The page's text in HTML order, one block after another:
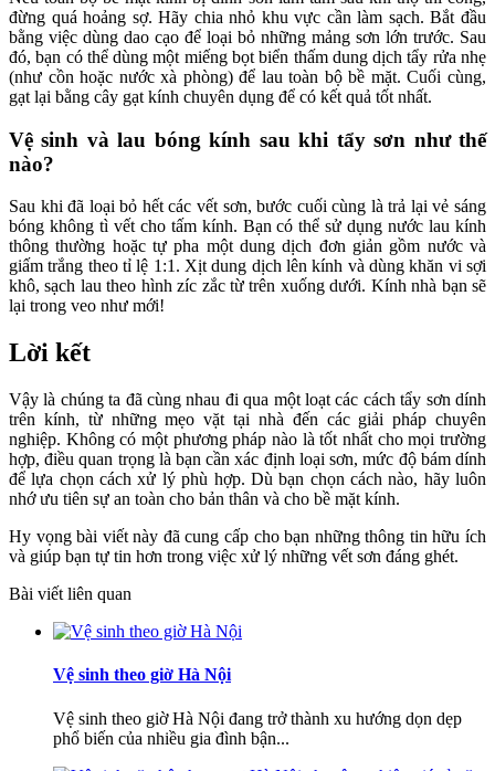
đừng quá hoảng sợ. Hãy chia nhỏ khu vực cần làm sạch. Bắt đầu
bằng việc dùng dao cạo để loại bỏ những mảng sơn lớn trước. Sau
đó, bạn có thể dùng một miếng bọt biển thấm dung dịch tẩy rửa nhẹ
(như cồn hoặc nước xà phòng) để lau toàn bộ bề mặt. Cuối cùng,
gạt lại bằng cây gạt kính chuyên dụng để có kết quả tốt nhất.
Vệ sinh và lau bóng kính sau khi tẩy sơn như thế
nào?
Sau khi đã loại bỏ hết các vết sơn, bước cuối cùng là trả lại vẻ sáng
bóng không tì vết cho tấm kính. Bạn có thể sử dụng nước lau kính
thông thường hoặc tự pha một dung dịch đơn giản gồm nước và
giấm trắng theo tỉ lệ 1:1. Xịt dung dịch lên kính và dùng khăn vi sợi
khô, sạch lau theo hình zíc zắc từ trên xuống dưới. Kính nhà bạn sẽ
lại trong veo như mới!
Lời kết
Vậy là chúng ta đã cùng nhau đi qua một loạt các cách tẩy sơn dính
trên kính, từ những mẹo vặt tại nhà đến các giải pháp chuyên
nghiệp. Không có một phương pháp nào là tốt nhất cho mọi trường
hợp, điều quan trọng là bạn cần xác định loại sơn, mức độ bám dính
để lựa chọn cách xử lý phù hợp. Dù bạn chọn cách nào, hãy luôn
nhớ ưu tiên sự an toàn cho bản thân và cho bề mặt kính.
Hy vọng bài viết này đã cung cấp cho bạn những thông tin hữu ích
và giúp bạn tự tin hơn trong việc xử lý những vết sơn đáng ghét.
Bài viết liên quan
Vệ sinh theo giờ Hà Nội
Vệ sinh theo giờ Hà Nội đang trở thành xu hướng dọn dẹp
phổ biến của nhiều gia đình bận...